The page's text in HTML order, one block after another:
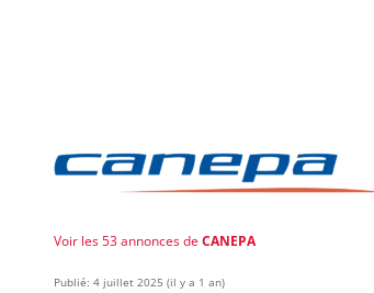
Voir les 53 annonces deCANEPA
Publié: 4 juillet 2025 (il y a 1 an)